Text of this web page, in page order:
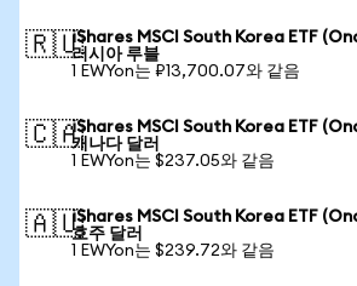
🇷🇺iShares MSCI South Korea ETF
러시아 루블
1 EWYon는 ₽13,700.07와 같음
🇨🇦iShares MSCI South Korea ETF
캐나다 달러
1 EWYon는 $237.05와 같음
🇦🇺iShares MSCI South Korea ETF
호주 달러
1 EWYon는 $239.72와 같음